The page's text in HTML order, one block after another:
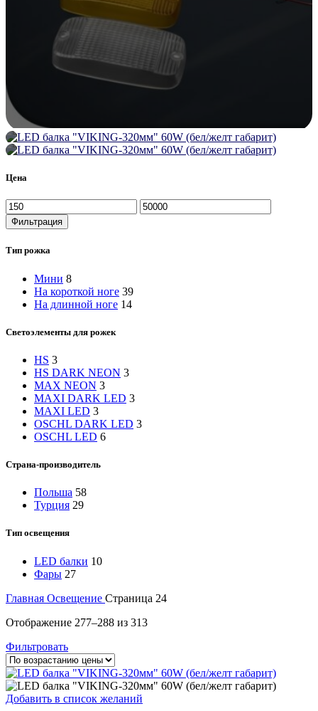
Цена
Минимальная
цена
Максимальная
цена
Фильтрация
Тип рожка
Мини 8
На короткой ноге 39
На длинной ноге 14
Светоэлементы для рожек
HS 3
HS DARK NEON 3
MAX NEON 3
MAXI DARK LED 3
MAXI LED 3
OSCHL DARK LED 3
OSCHL LED 6
Страна-производитель
Польша 58
Турция 29
Тип освещения
LED балки 10
Фары 27
Главная Освещение Страница 24
Отображение 277–288 из 313Цены:
Фильтровать
Добавить в список желаний